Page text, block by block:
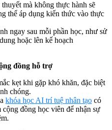
mà không thực hành sẽ
thể áp dụng kiến thức vào thực
ngay sau mỗi phần học, như sử
hoặc lên kế hoạch
đồng hỗ trợ
kẹt khi gặp khó khăn, đặc biệt
chóng.
khóa học AI trí tuệ nhân tạo có
đồng học viên để nhận sự